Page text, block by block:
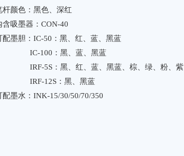
杆颜色：黑色、深红
含吸墨器：CON-40
配墨胆：IC-50：黑、红、蓝、黑蓝
100：黑、蓝、黑蓝
5S：黑、红、蓝、黑蓝、棕、绿、粉、紫
12S：黑、黑蓝
配墨水：INK-15/30/50/70/350